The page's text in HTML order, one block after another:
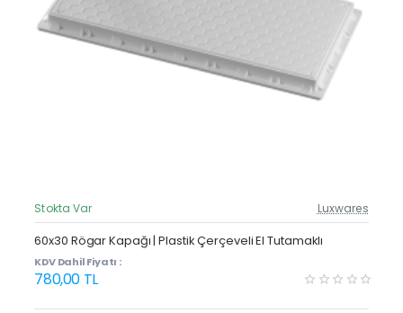
Güncel Fiyat
Stokta Var Luxwares
60x30 Rögar Kapağı | Plastik Çerçeveli El Tutamaklı
KDV Dahil Fiyatı :
780,00 TL